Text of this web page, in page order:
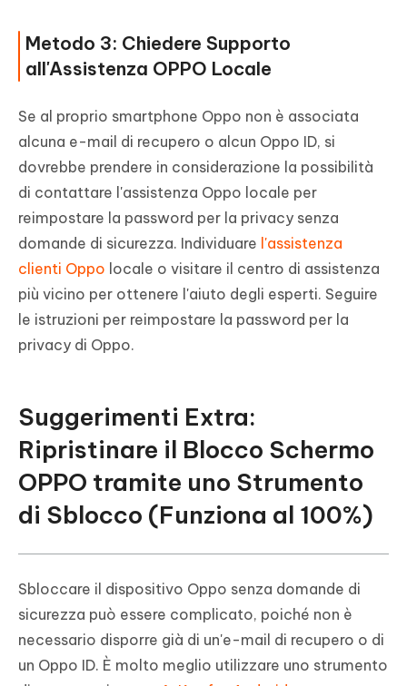
Metodo 3: Chiedere Supporto
all'Assistenza OPPO Locale
Se al proprio smartphone Oppo non è associata
alcuna e-mail di recupero o alcun Oppo ID, si
dovrebbe prendere in considerazione la possibilità
di contattare l'assistenza Oppo locale per
reimpostare la password per la privacy senza
domande di sicurezza. Individuare l'assistenza
clienti Oppo locale o visitare il centro di assistenza
più vicino per ottenere l'aiuto degli esperti. Seguire
le istruzioni per reimpostare la password per la
privacy di Oppo.
Suggerimenti Extra:
Ripristinare il Blocco Schermo
OPPO tramite uno Strumento
di Sblocco (Funziona al 100%)
Sbloccare il dispositivo Oppo senza domande di
sicurezza può essere complicato, poiché non è
necessario disporre già di un'e-mail di recupero o di
un Oppo ID. È molto meglio utilizzare uno strumento